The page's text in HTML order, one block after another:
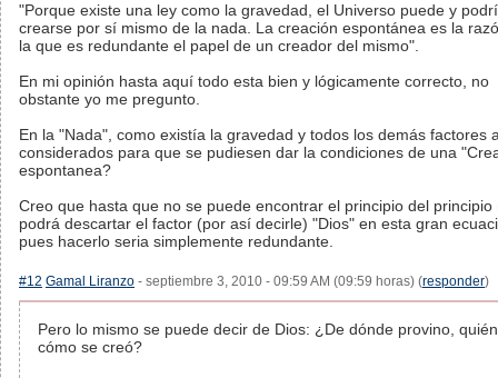
"Porque existe una ley como la gravedad, el Universo puede y
crearse por sí mismo de la nada. La creación espontánea es la
la que es redundante el papel de un creador del mismo".
En mi opinión hasta aquí todo esta bien y lógicamente correcto, no
obstante yo me pregunto.
En la "Nada", como existía la gravedad y todos los demás factores
considerados para que se pudiesen dar la condiciones de una
espontanea?
Creo que hasta que no se puede encontrar el principio del principio
podrá descartar el factor (por así decirle) "Dios" en esta gran
pues hacerlo seria simplemente redundante.
#12 Gamal Liranzo - septiembre 3, 2010 - 09:59 AM (09:59 horas) (responder)
Pero lo mismo se puede decir de Dios: ¿De dónde provino,
cómo se creó?